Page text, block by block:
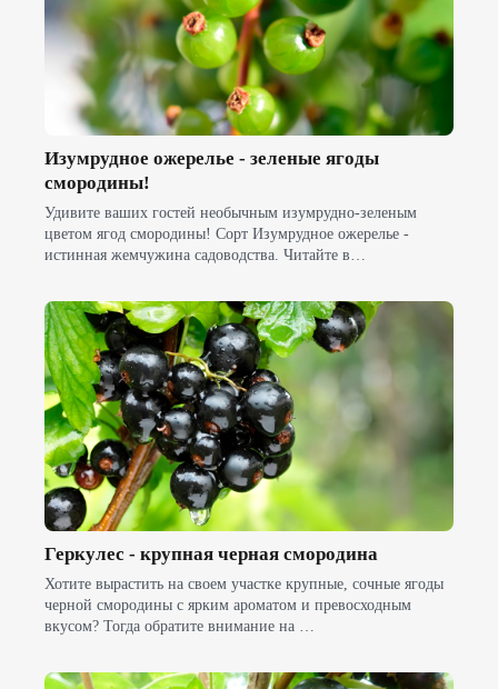
Изумрудное ожерелье - зеленые ягоды
смородины!
Удивите ваших гостей необычным изумрудно-зеленым
цветом ягод смородины! Сорт Изумрудное ожерелье -
истинная жемчужина садоводства. Читайте в…
Геркулес - крупная черная смородина
Хотите вырастить на своем участке крупные, сочные ягоды
черной смородины с ярким ароматом и превосходным
вкусом? Тогда обратите внимание на …